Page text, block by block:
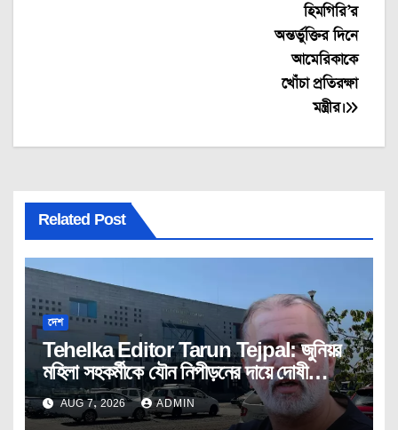
হিমগিরি’র
অন্তর্ভুক্তির দিনে
আমেরিকাকে
খোঁচা প্রতিরক্ষা
মন্ত্রীর।
Related Post
দেশ
Tehelka Editor Tarun Tejpal: জুনিয়র
মহিলা সহকর্মীকে যৌন নিপীড়নের দায়ে দোষী
সাব্যস্ত তেহেলকার সম্পাদক।
AUG 7, 2026 ADMIN